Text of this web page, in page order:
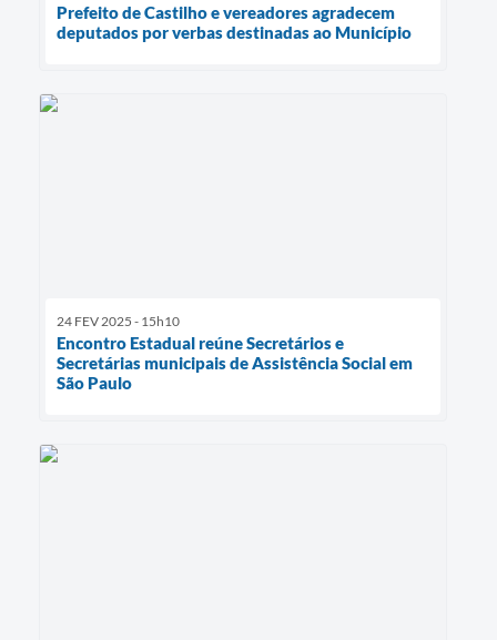
Prefeito de Castilho e vereadores agradecem
deputados por verbas destinadas ao Município
24 FEV 2025 - 15h10
Encontro Estadual reúne Secretários e
Secretárias municipais de Assistência Social em
São Paulo